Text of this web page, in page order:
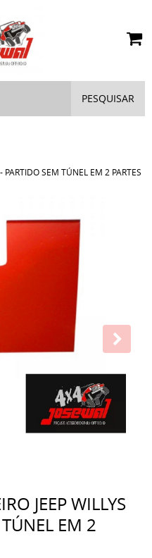
PESQUISAR
PARTIDO SEM TÚNEL EM 2 PARTES
JEEP WILLYS
EM 2